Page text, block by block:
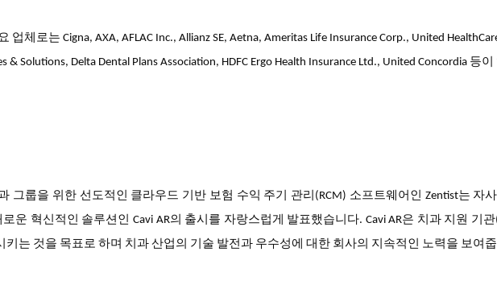
체로는 Cigna, AXA, AFLAC Inc., Allianz SE, Aetna, Ameritas Life Insurance Corp., United
& Solutions, Delta Dental Plans Association, HDFC Ergo Health Insurance Ltd., United Concordia 등이
그룹을 위한 선도적인 클라우드 기반 보험 수익 주기 관리 (RCM) 소프트웨어인 Zentist는 자
로운 혁신적인 솔루션인 Cavi AR의 출시를 자랑스럽게 발표했습니다. Cavi AR은 치과 지원 기관
키는 것을 목표로 하며 치과산업의 기술 발전과 우수성에 대한 회사의 지속적인 노력을 보여